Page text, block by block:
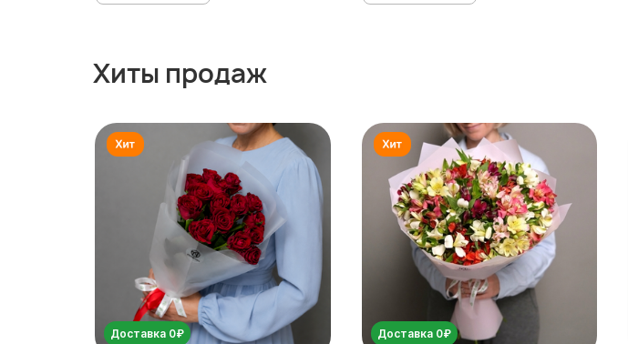
Хиты продаж
Доставка 0₽ Доставка 0₽